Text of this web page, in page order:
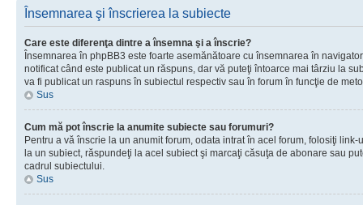
Însemnarea şi înscrierea la subiecte
Care este diferenţa dintre a însemna şi a înscrie?
Însemnarea în phpBB3 este foarte asemănătoare cu însemnarea în
notificat când este publicat un răspuns, dar vă puteţi întoarce mai târziu la
va fi publicat un raspuns în subiectul respectiv sau în forum în funcţie de
Sus
Cum mă pot înscrie la anumite subiecte sau forumuri?
Pentru a vă înscrie la un anumit forum, odata intrat în acel forum, folosiţi
la un subiect, răspundeţi la acel subiect şi marcaţi căsuţa de abonare sau
cadrul subiectului.
Sus